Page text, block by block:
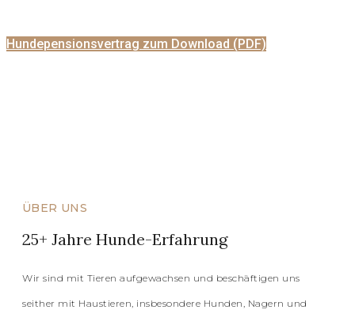
Hundepensionsvertrag zum Download (PDF)
ÜBER UNS
25+ Jahre Hunde-Erfahrung
Wir sind mit Tieren aufgewachsen und beschäftigen uns
seither mit Haustieren, insbesondere Hunden, Nagern und